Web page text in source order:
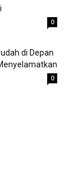
0
di Depan
0